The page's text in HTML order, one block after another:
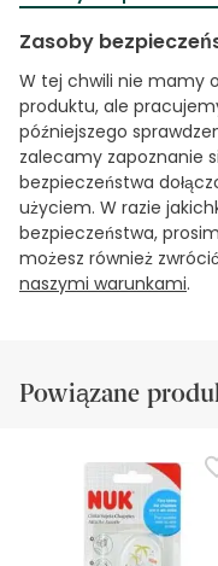
Zasoby
W tej chwili nie mamy
produktu, ale
późniejszego
zalecamy zapoznanie
bezpieczeństwa
użyciem. W razie
bezpieczeństwa,
możesz również
naszymi warunkami.
Powiązane